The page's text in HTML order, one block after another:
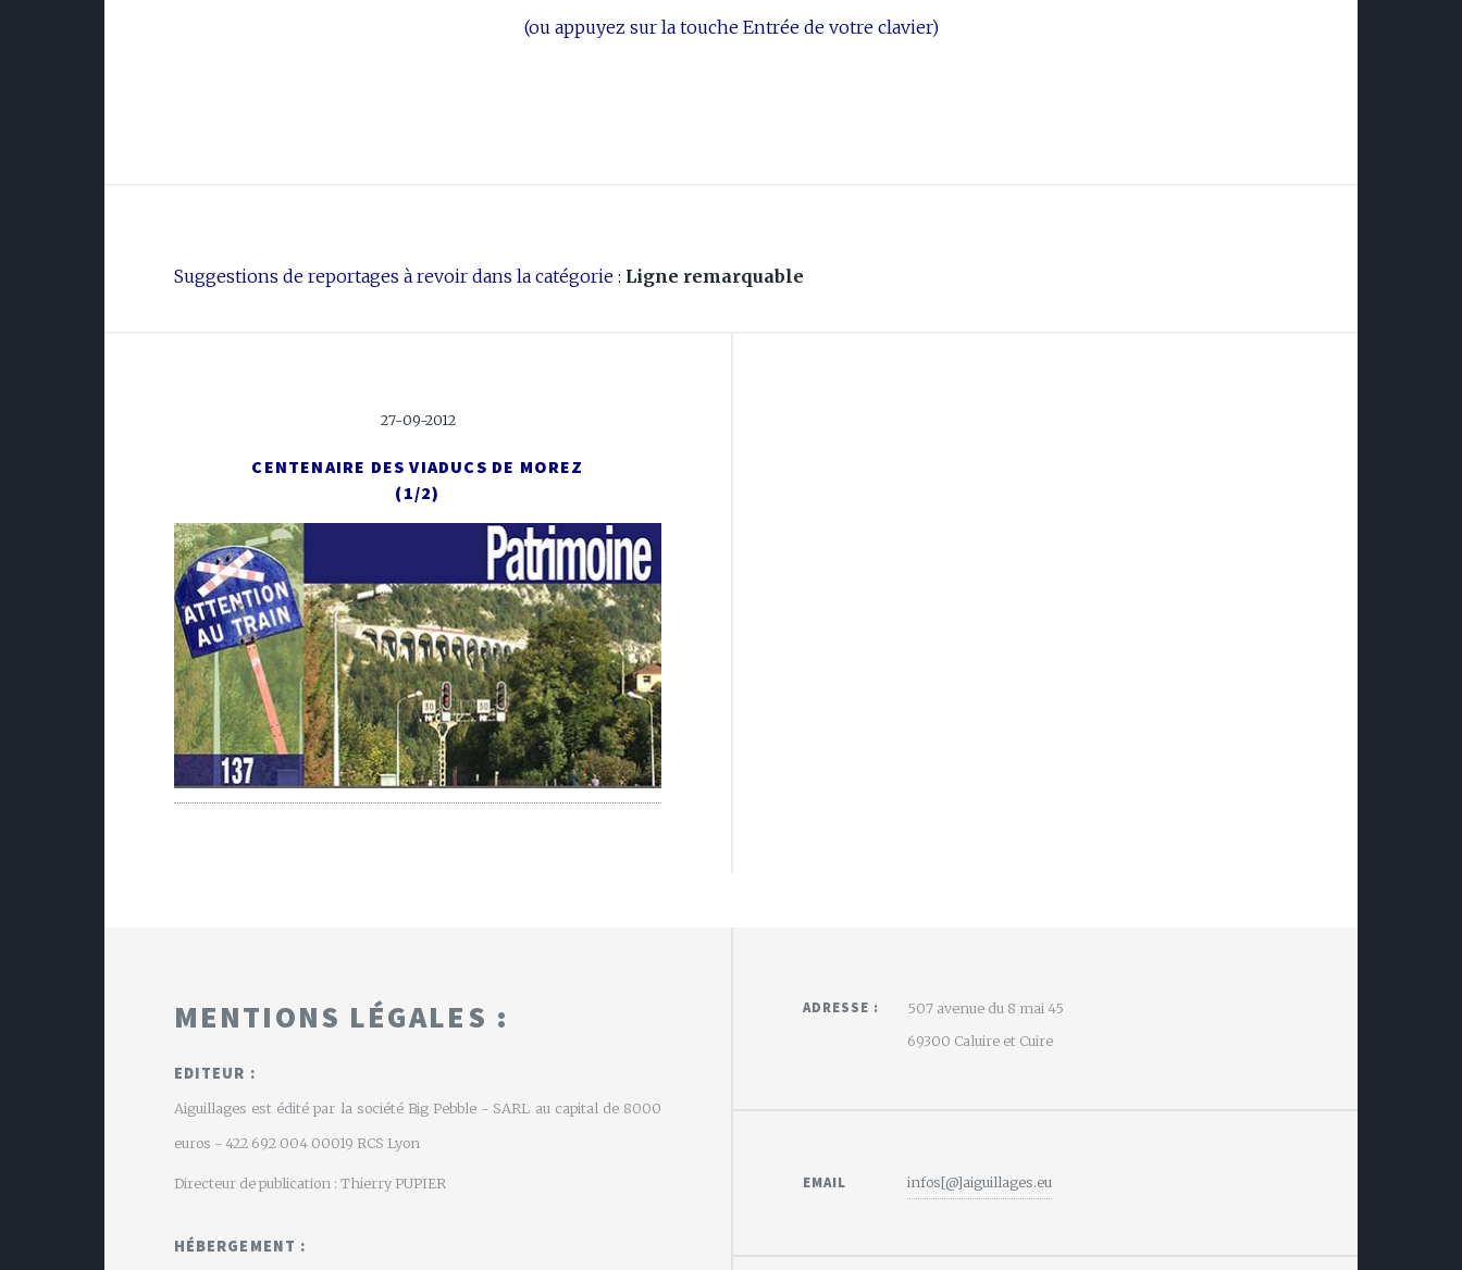
(ou appuyez sur la touche Entrée de votre clavier)
Suggestions de reportages à revoir dans la catégorie : Ligne remarquable
27-09-2012
CENTENAIRE DES VIADUCS DE MOREZ
(1/2)
MENTIONS LÉGALES :
EDITEUR :
Aiguillages est édité par la société Big Pebble - SARL au capital de 8000
euros - 422 692 004 00019 RCS Lyon
Directeur de publication : Thierry PUPIER
HÉBERGEMENT :
ADRESSE :
507 avenue du 8 mai 45
69300 Caluire et Cuire
EMAIL infos[@]aiguillages.eu